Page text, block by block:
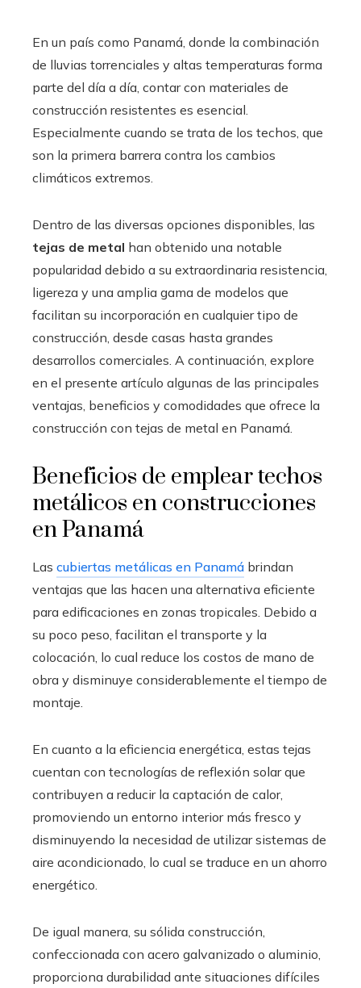
En un país como Panamá, donde la combinación
de lluvias torrenciales y altas temperaturas forma
parte del día a día, contar con materiales de
construcción resistentes es esencial.
Especialmente cuando se trata de los techos, que
son la primera barrera contra los cambios
climáticos extremos.
Dentro de las diversas opciones disponibles, las
tejas de metal han obtenido una notable
popularidad debido a su extraordinaria resistencia,
ligereza y una amplia gama de modelos que
facilitan su incorporación en cualquier tipo de
construcción, desde casas hasta grandes
desarrollos comerciales. A continuación, explore
en el presente artículo algunas de las principales
ventajas, beneficios y comodidades que ofrece la
construcción con tejas de metal en Panamá.
Beneficios de emplear techos
metálicos en construcciones
en Panamá
Las cubiertas metálicas en Panamá brindan
ventajas que las hacen una alternativa eficiente
para edificaciones en zonas tropicales. Debido a
su poco peso, facilitan el transporte y la
colocación, lo cual reduce los costos de mano de
obra y disminuye considerablemente el tiempo de
montaje.
En cuanto a la eficiencia energética, estas tejas
cuentan con tecnologías de reflexión solar que
contribuyen a reducir la captación de calor,
promoviendo un entorno interior más fresco y
disminuyendo la necesidad de utilizar sistemas de
aire acondicionado, lo cual se traduce en un ahorro
energético.
De igual manera, su sólida construcción,
confeccionada con acero galvanizado o aluminio,
proporciona durabilidad ante situaciones difíciles